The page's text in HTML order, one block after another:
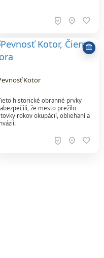
beenhere location_on favorite
account_balance
Kotor
historické obranné prvky
že mesto prežilo
rokov okupácií, obliehaní a
beenhere location_on favorite